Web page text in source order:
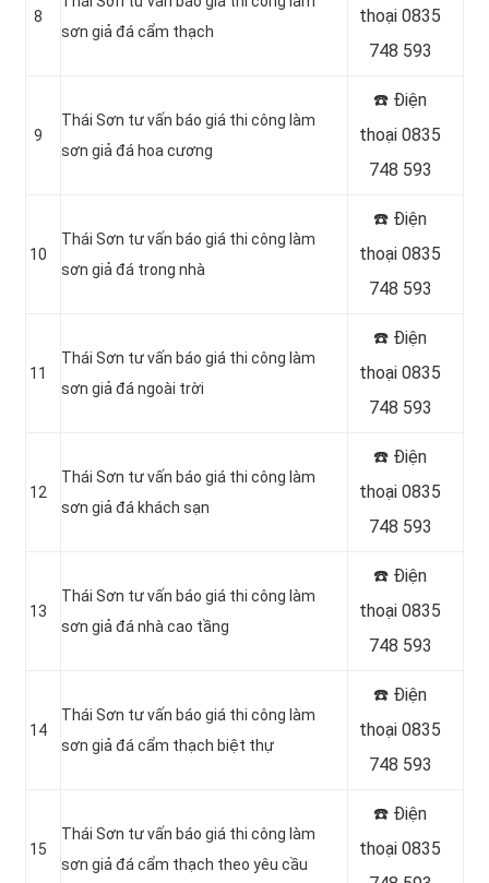
8
sơn giả đá cẩm thạch
thoại 0835
748 593
9
Thái Sơn tư vấn báo giá thi công làm
sơn giả đá hoa cương
☎️ Điện
thoại 0835
748 593
10
Thái Sơn tư vấn báo giá thi công làm
sơn giả đá trong nhà
☎️ Điện
thoại 0835
748 593
11
Thái Sơn tư vấn báo giá thi công làm
sơn giả đá ngoài trời
☎️ Điện
thoại 0835
748 593
12
Thái Sơn tư vấn báo giá thi công làm
sơn giả đá khách sạn
☎️ Điện
thoại 0835
748 593
13
Thái Sơn tư vấn báo giá thi công làm
sơn giả đá nhà cao tầng
☎️ Điện
thoại 0835
748 593
14
Thái Sơn tư vấn báo giá thi công làm
sơn giả đá cẩm thạch biệt thự
☎️ Điện
thoại 0835
748 593
15
Thái Sơn tư vấn báo giá thi công làm
sơn giả đá cẩm thạch theo yêu cầu
☎️ Điện
thoại 0835